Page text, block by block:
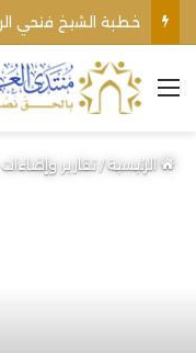
القائمة
الرئيسية/تقارير وإضاءات